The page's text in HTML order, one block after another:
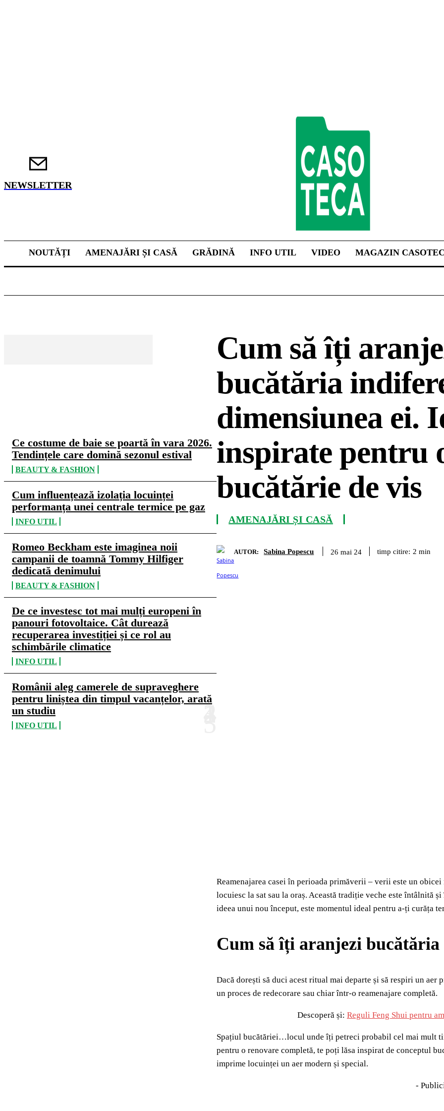
NEWSLETTER
NOUTĂȚI AMENAJĂRI ȘI CASĂ GRĂDINĂ INFO UTIL VIDEO MAGAZIN
Ce costume de baie se poartă în vara 2026.
Tendințele care domină sezonul estival
BEAUTY & FASHION
Cum influențează izolația locuinței
performanța unei centrale termice pe gaz
INFO UTIL
Romeo Beckham este imaginea noii
campanii de toamnă Tommy Hilfiger
dedicată denimului
BEAUTY & FASHION
De ce investesc tot mai mulți europeni în
panouri fotovoltaice. Cât durează
recuperarea investiției și ce rol au
schimbările climatice
INFO UTIL
Românii aleg camerele de supraveghere
pentru liniștea din timpul vacanțelor, arată
un studiu
INFO UTIL
Cum să îți
bucătăria
dimensiunea ei.
inspirate pentru
bucătărie de vis
AMENAJĂRI ȘI CASĂ
AUTOR: Sabina Popescu 26 mai 24 timp citire: 2 min
Reamenajarea casei în perioada primăverii – verii este un
locuiesc la sat sau la oraș. Această tradiție veche este întâlnită
ideea unui nou început, este momentul ideal pentru a-ți curăța
Cum să îți aranjezi
Dacă dorești să duci acest ritual mai departe și să respiri un
un proces de redecorare sau chiar într-o reamenajare completă.
Descoperă și: Reguli Feng Shui pentru
Spațiul bucătăriei…locul unde îți petreci probabil cel mai mult
pentru o renovare completă, te poți lăsa inspirat de conceptul
imprime locuinței un aer modern și special.
-